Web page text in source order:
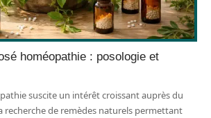
homéopathie : posologie et
suscite un intérêt croissant auprès du
recherche de remèdes naturels permettant